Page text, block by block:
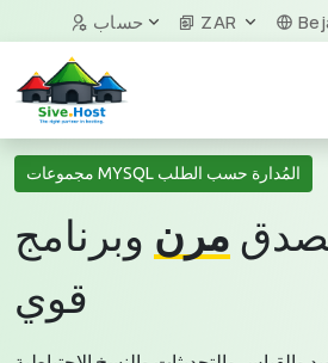
حساب ZAR
مجموعات MYSQL المُدارة حسب الطلب
مرن وبرنامج
قوي